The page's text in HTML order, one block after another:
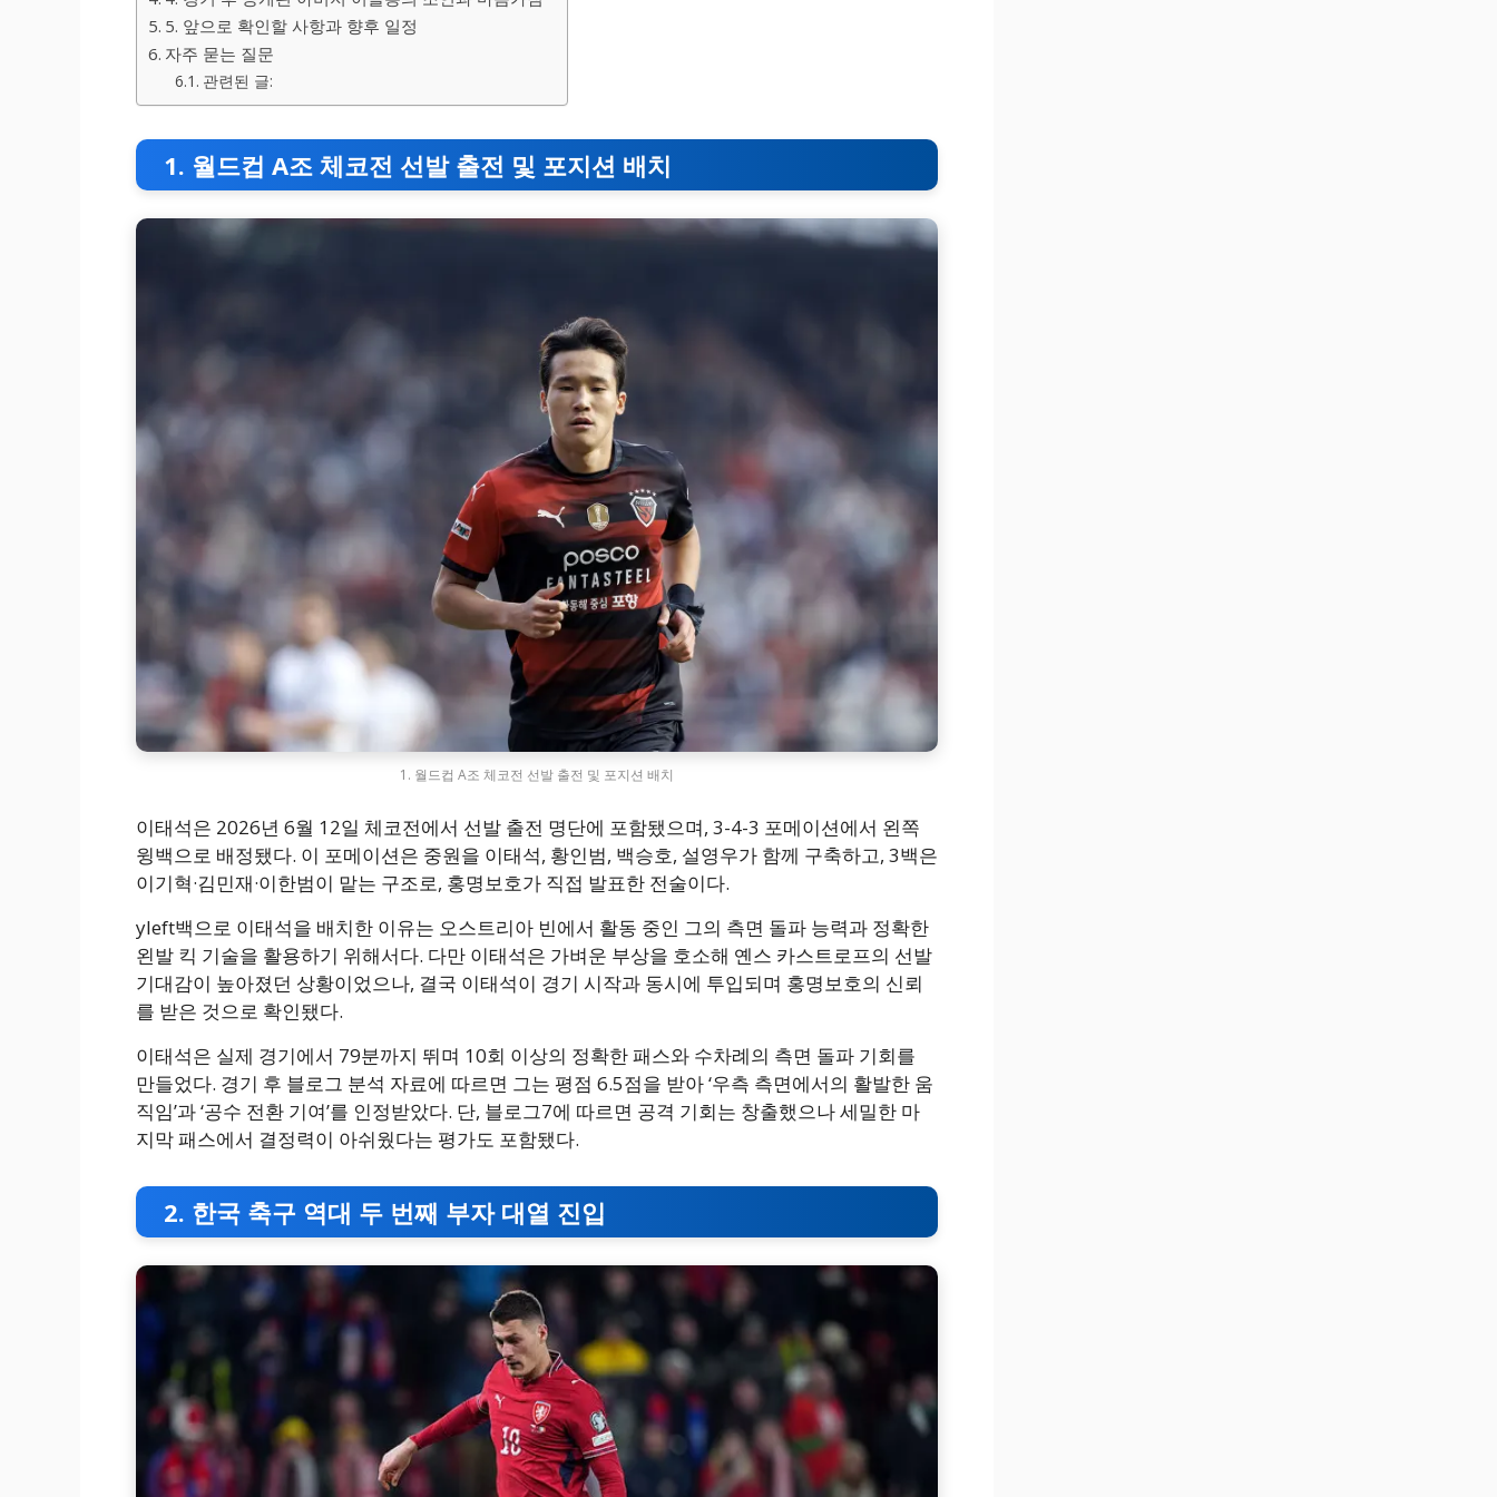
5. 앞으로 확인할 사항과 향후 일정
자주 묻는 질문
관련된 글:
1. 월드컵 A조 체코전 선발 출전 및 포지션 배치
1. 월드컵 A조 체코전 선발 출전 및 포지션 배치
이태석은 2026년 6월 12일 체코전에서 선발 출전 명단에 포함됐으며, 3-4-3 포메이션에서 왼쪽
윙백으로 배정됐다. 이 포메이션은 중원을 이태석, 황인범, 백승호, 설영우가 함께 구축하고, 3백은
이기혁·김민재·이한범이 맡는 구조로, 홍명보호가 직접 발표한 전술이다.
yleft백으로 이태석을 배치한 이유는 오스트리아 빈에서 활동 중인 그의 측면 돌파 능력과 정확한
왼발 킥 기술을 활용하기 위해서다. 다만 이태석은 가벼운 부상을 호소해 옌스 카스트로프의 선발
기대감이 높아졌던 상황이었으나, 결국 이태석이 경기 시작과 동시에 투입되며 홍명보호의 신뢰
를 받은 것으로 확인됐다.
이태석은 실제 경기에서 79분까지 뛰며 10회 이상의 정확한 패스와 수차례의 측면 돌파 기회를
만들었다. 경기 후 블로그 분석 자료에 따르면 그는 평점 6.5점을 받아 ‘우측 측면에서의 활발한 움
직임’과 ‘공수 전환 기여’를 인정받았다. 단, 블로그7에 따르면 공격 기회는 창출했으나 세밀한 마
지막 패스에서 결정력이 아쉬웠다는 평가도 포함됐다.
2. 한국 축구 역대 두 번째 부자 대열 진입